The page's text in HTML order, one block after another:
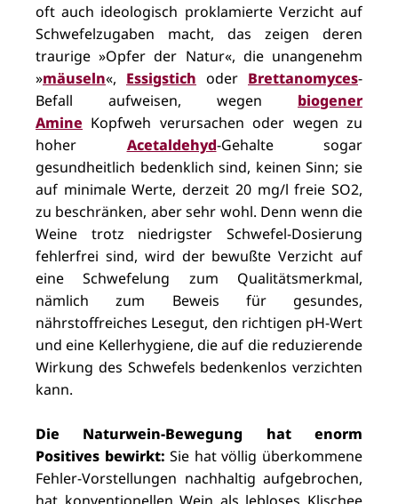
oft auch ideologisch proklamierte Verzicht auf
Schwefelzugaben macht, das zeigen deren
traurige »Opfer der Natur«, die unangenehm
»mäuseln«, Essigstich oder Brettanomyces-
Befall aufweisen, wegen biogener
Amine Kopfweh verursachen oder wegen zu
hoher Acetaldehyd-Gehalte sogar
gesundheitlich bedenklich sind, keinen Sinn; sie
auf minimale Werte, derzeit 20 mg/l freie SO2,
zu beschränken, aber sehr wohl. Denn wenn die
Weine trotz niedrigster Schwefel-Dosierung
fehlerfrei sind, wird der bewußte Verzicht auf
eine Schwefelung zum Qualitätsmerkmal,
nämlich zum Beweis für gesundes,
nährstoffreiches Lesegut, den richtigen pH-Wert
und eine Kellerhygiene, die auf die reduzierende
Wirkung des Schwefels bedenkenlos verzichten
kann.
Die Naturwein-Bewegung hat enorm
Positives bewirkt: Sie hat völlig überkommene
Fehler-Vorstellungen nachhaltig aufgebrochen,